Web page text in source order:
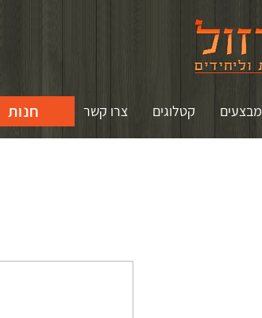
חנות מבצעים קטלוגים צרו קשר